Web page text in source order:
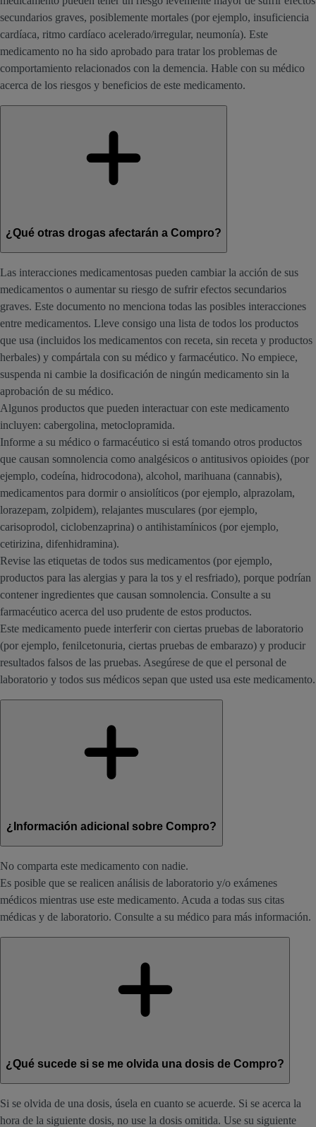
secundarios graves, posiblemente mortales (por ejemplo, insuficiencia
cardíaca, ritmo cardíaco acelerado/irregular, neumonía). Este
medicamento no ha sido aprobado para tratar los problemas de
comportamiento relacionados con la demencia. Hable con su médico
acerca de los riesgos y beneficios de este medicamento.
¿Qué otras drogas afectarán a Compro?
Las interacciones medicamentosas pueden cambiar la acción de sus
medicamentos o aumentar su riesgo de sufrir efectos secundarios
graves. Este documento no menciona todas las posibles interacciones
entre medicamentos. Lleve consigo una lista de todos los productos
que usa (incluidos los medicamentos con receta, sin receta y productos
herbales) y compártala con su médico y farmacéutico. No empiece,
suspenda ni cambie la dosificación de ningún medicamento sin la
aprobación de su médico.
Algunos productos que pueden interactuar con este medicamento
incluyen: cabergolina, metoclopramida.
Informe a su médico o farmacéutico si está tomando otros productos
que causan somnolencia como analgésicos o antitusivos opioides (por
ejemplo, codeína, hidrocodona), alcohol, marihuana (cannabis),
medicamentos para dormir o ansiolíticos (por ejemplo, alprazolam,
lorazepam, zolpidem), relajantes musculares (por ejemplo,
carisoprodol, ciclobenzaprina) o antihistamínicos (por ejemplo,
cetirizina, difenhidramina).
Revise las etiquetas de todos sus medicamentos (por ejemplo,
productos para las alergias y para la tos y el resfriado), porque podrían
contener ingredientes que causan somnolencia. Consulte a su
farmacéutico acerca del uso prudente de estos productos.
Este medicamento puede interferir con ciertas pruebas de laboratorio
(por ejemplo, fenilcetonuria, ciertas pruebas de embarazo) y producir
resultados falsos de las pruebas. Asegúrese de que el personal de
laboratorio y todos sus médicos sepan que usted usa este medicamento.
¿Información adicional sobre Compro?
No comparta este medicamento con nadie.
Es posible que se realicen análisis de laboratorio y/o exámenes
médicos mientras use este medicamento. Acuda a todas sus citas
médicas y de laboratorio. Consulte a su médico para más información.
¿Qué sucede si se me olvida una dosis de Compro?
Si se olvida de una dosis, úsela en cuanto se acuerde. Si se acerca la
hora de la siguiente dosis, no use la dosis omitida. Use su siguiente